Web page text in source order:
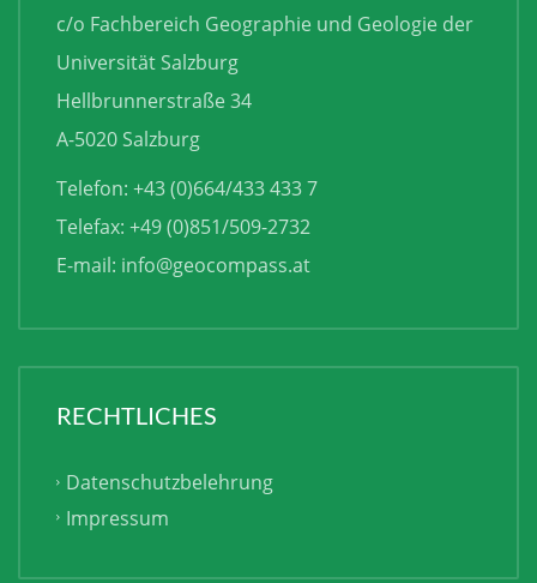
c/o Fachbereich Geographie und Geologie der
Universität Salzburg
Hellbrunnerstraße 34
A-5020 Salzburg
Telefon: +43 (0)664/433 433 7
Telefax: +49 (0)851/509-2732
E-mail: info@geocompass.at
RECHTLICHES
Datenschutzbelehrung
Impressum